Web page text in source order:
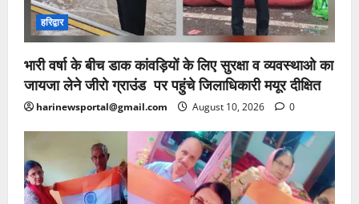
हरिद्वार
भारी वर्षा के बीच डाक कांवड़ियों के लिए सुरक्षा व व्यवस्थाओ का
जायजा लेने जीरो ग्राउंड पर पहुंचे जिलाधिकारी मयूर दीक्षित
harinewsportal@gmail.com August 10, 2026 0